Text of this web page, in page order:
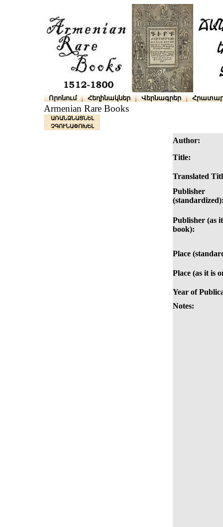
Որոնում Հեղինակներ Վերնագրեր
Armenian Rare Books
ԱՌԱՆՁՆԱՑՆԵԼ
ՉԳՈՒՆԱՓՈԽԵԼ
Author:
Title:
Translated
Publisher
Publisher (as
book):
Place
Place (as it is
Year of
Notes: